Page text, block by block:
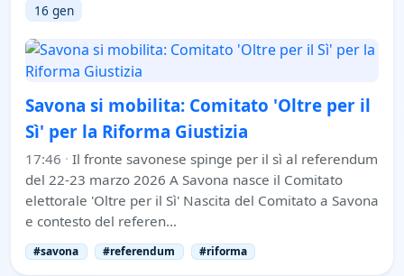
16 gen
Savona si mobilita: Comitato 'Oltre per il
Sì' per la Riforma Giustizia
17:46 · Il fronte savonese spinge per il sì al referendum
del 22-23 marzo 2026 A Savona nasce il Comitato
elettorale 'Oltre per il Sì' Nascita del Comitato a Savona
e contesto del referen…
#savona #referendum #riforma